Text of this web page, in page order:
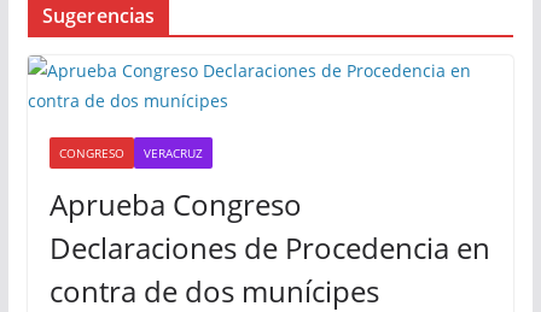
Sugerencias
CONGRESO VERACRUZ
Aprueba Congreso
Declaraciones de Procedencia en
contra de dos munícipes